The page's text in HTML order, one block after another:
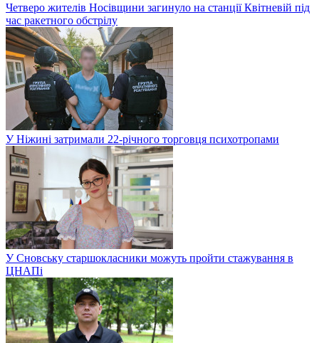
Четверо жителів Носівщини загинуло на станції Квітневій під
час ракетного обстрілу
У Ніжині затримали 22-річного торговця психотропами
У Сновську старшокласники можуть пройти стажування в
ЦНАПі